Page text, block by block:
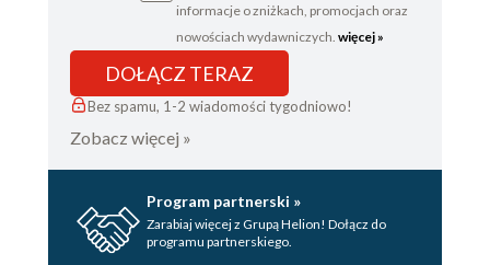
informacje o zniżkach, promocjach oraz
nowościach wydawniczych. więcej »
DOŁĄCZ TERAZ
Bez spamu, 1-2 wiadomości tygodniowo!
Zobacz więcej »
Program partnerski »
Zarabiaj więcej z Grupą Helion! Dołącz do
programu partnerskiego.